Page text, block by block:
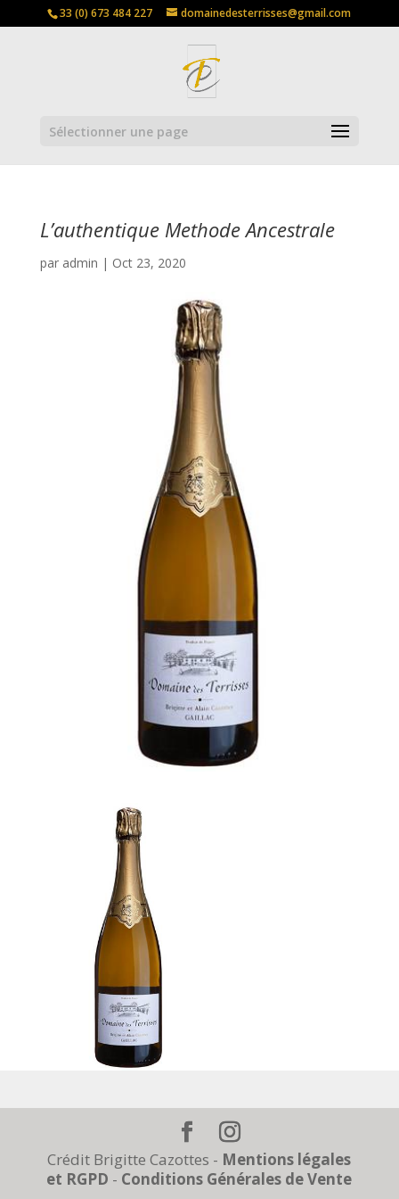
33 (0) 673 484 227 domainedesterrisses@gmail.com
Sélectionner une page
L’authentique Methode Ancestrale
par admin | Oct 23, 2020
Crédit Brigitte Cazottes - Mentions légales
et RGPD - Conditions Générales de Vente